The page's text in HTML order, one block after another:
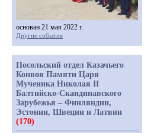
основан 21 мая 2022 г.
Другие события
Посольский отдел Казачьего
Конвоя Памяти Царя
Мученика Николая II
Балтийско-Скандинавского
Зарубежья – Финляндии,
Эстонии, Швеции и Латвии
(170)